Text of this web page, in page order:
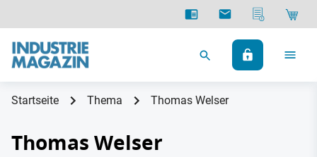
Startseite Thema Thomas Welser
Thomas Welser